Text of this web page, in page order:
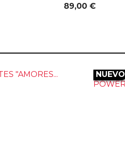
Precio
89,00 €
NUEVO